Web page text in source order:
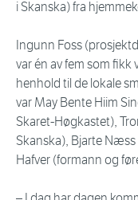
i Skanska) fra
Ingunn Foss
var én av fem som
henhold til de lokale
var May Bente Hiim
Skaret-Høgkastet),
Skanska), Bjarte
Hafver (formann og